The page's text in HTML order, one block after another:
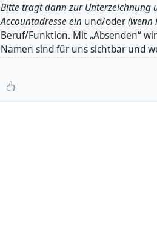
Bitte tragt dann zur Unterzeichnung
Accountadresse ein und/oder(wenn
Beruf/Funktion. Mit „Absenden“
Namen sind für uns sichtbar und
geschickt. Die Angaben im